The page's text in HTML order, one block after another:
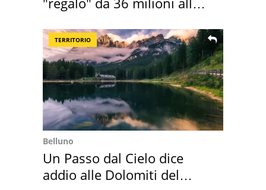
TERRITORIO
Belluno
Un Passo dal Cielo dice
addio alle Dolomiti del